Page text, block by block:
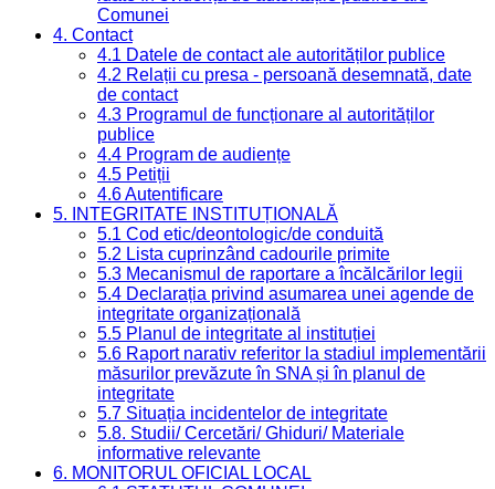
Comunei
4. Contact
4.1 Datele de contact ale autorităților publice
4.2 Relații cu presa - persoană desemnată, date
de contact
4.3 Programul de funcționare al autorităților
publice
4.4 Program de audiențe
4.5 Petiții
4.6 Autentificare
5. INTEGRITATE INSTITUȚIONALĂ
5.1 Cod etic/deontologic/de conduită
5.2 Lista cuprinzând cadourile primite
5.3 Mecanismul de raportare a încălcărilor legii
5.4 Declarația privind asumarea unei agende de
integritate organizațională
5.5 Planul de integritate al instituției
5.6 Raport narativ referitor la stadiul implementării
măsurilor prevăzute în SNA și în planul de
integritate
5.7 Situația incidentelor de integritate
5.8. Studii/ Cercetări/ Ghiduri/ Materiale
informative relevante
6. MONITORUL OFICIAL LOCAL